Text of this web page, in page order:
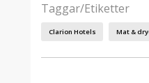
Taggar/Etiketter
Clarion Hotels Mat &